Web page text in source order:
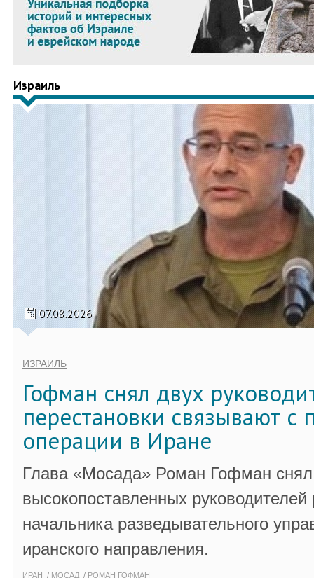
Израиль
07.08.2026
ИЗРАИЛЬ
Гофман снял двух
перестановки связывают с
операции в Иране
Глава «Мосада» Роман Гофман снял
высокопоставленных
начальника разведывательного
иранского направления.
ИРАН МОСАД РОМАН ГОФМАН